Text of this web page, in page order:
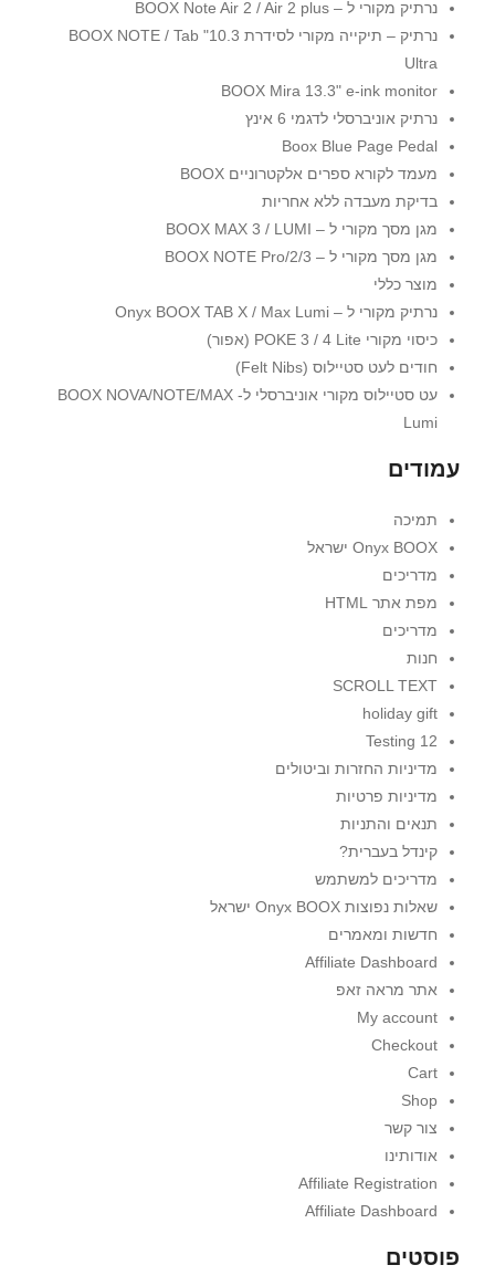
נרתיק מקורי ל – BOOX Note Air 2 / Air 2 plus
נרתיק – תיקייה מקורי לסידרת 10.3" BOOX NOTE / Tab
Ultra
BOOX Mira 13.3" e-ink monitor
נרתיק אוניברסלי לדגמי 6 אינץ
Boox Blue Page Pedal
מעמד לקורא ספרים אלקטרוניים BOOX
בדיקת מעבדה ללא אחריות
מגן מסך מקורי ל – BOOX MAX 3 / LUMI
מגן מסך מקורי ל – BOOX NOTE Pro/2/3
מוצר כללי
נרתיק מקורי ל – Onyx BOOX TAB X / Max Lumi
כיסוי מקורי POKE 3 / 4 Lite (אפור)
חודים לעט סטיילוס (Felt Nibs)
עט סטיילוס מקורי אוניברסלי ל- BOOX NOVA/NOTE/MAX
Lumi
עמודים
תמיכה
Onyx BOOX ישראל
מדריכים
מפת אתר HTML
מדריכים
חנות
SCROLL TEXT
holiday gift
Testing 12
מדיניות החזרות וביטולים
מדיניות פרטיות
תנאים והתניות
קינדל בעברית?
מדריכים למשתמש
שאלות נפוצות Onyx BOOX ישראל
חדשות ומאמרים
Affiliate Dashboard
אתר מראה זאפ
My account
Checkout
Cart
Shop
צור קשר
אודותינו
Affiliate Registration
Affiliate Dashboard
פוסטים